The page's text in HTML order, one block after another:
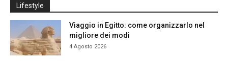
Lifestyle
Viaggio in Egitto: come organizzarlo nel
migliore dei modi
4 Agosto 2026